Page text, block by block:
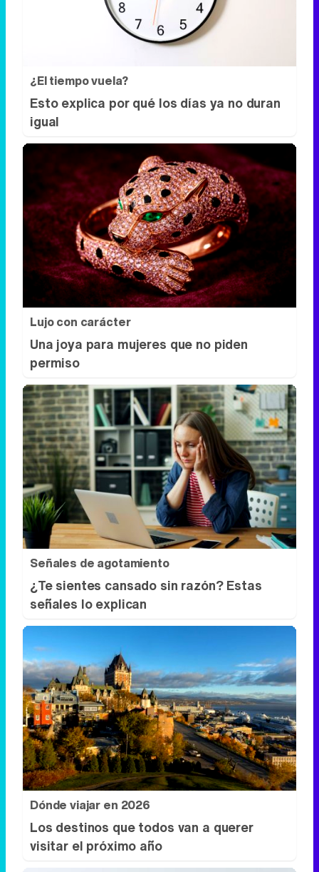
Esto explica por qué los días ya no duran
Lujo con carácter
Una joya para mujeres que no piden
permiso
Señales de agotamiento
¿Te sientes cansado sin razón? Estas
señales lo explican
Dónde viajar en 2026
Los destinos que todos van a querer
visitar el próximo año